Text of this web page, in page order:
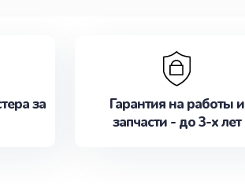
за
Гарантия на работы и
запчасти - до 3-х лет